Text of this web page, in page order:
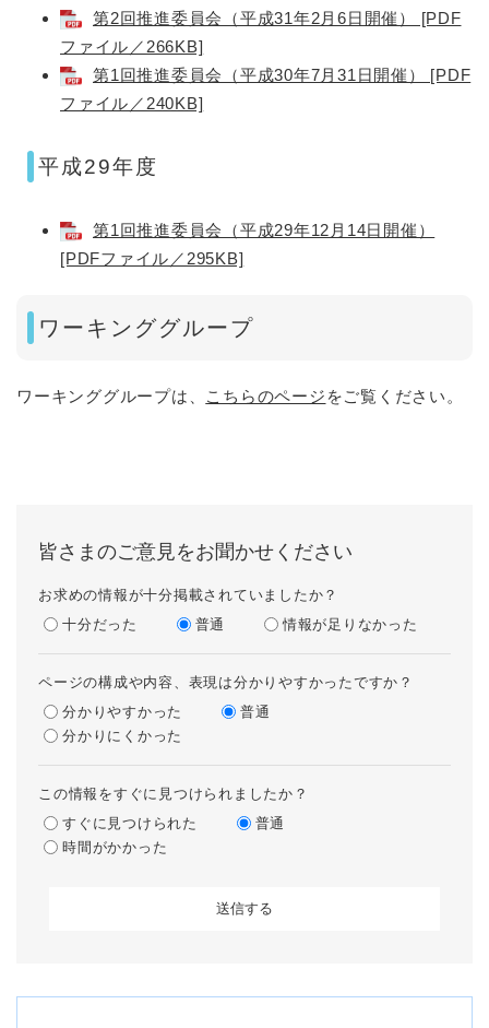
第2回推進委員会（平成31年2月6日開催） [PDF
ファイル／266KB]
第1回推進委員会（平成30年7月31日開催） [PDF
ファイル／240KB]
平成29年度
第1回推進委員会（平成29年12月14日開催）
[PDFファイル／295KB]
ワーキンググループ
ワーキンググループは、 こちらのページ をご覧ください。
皆さまのご意見をお聞かせください
お求めの情報が十分掲載されていましたか？
十分だった
普通 情報が足りなかった
ページの構成や内容、表現は分かりやすかったですか？
分かりやすかった
普通
分かりにくかった
この情報をすぐに見つけられましたか？
すぐに見つけられた
普通
時間がかかった